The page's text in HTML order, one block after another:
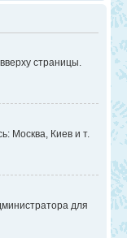
страницы.
Москва, Киев и т.
для